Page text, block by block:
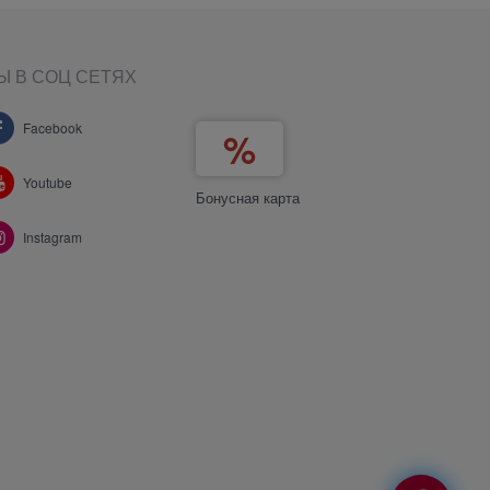
В СОЦ СЕТЯХ
Facebook
Youtube
Instagram
Бонусная карта